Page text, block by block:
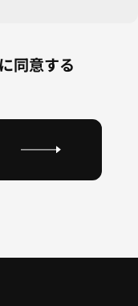
て
て一切の保証を
トに含まれる情
・間接的に生じ
同意する